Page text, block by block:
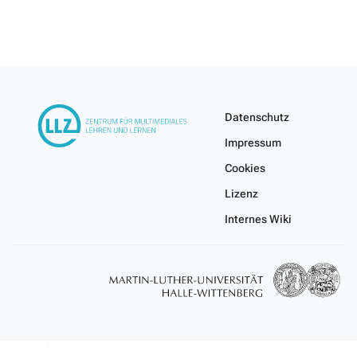
Datenschutz
Impressum
Cookies
Lizenz
Internes Wiki